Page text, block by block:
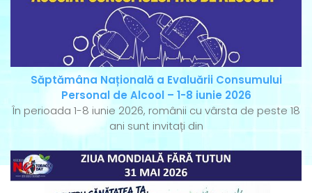
Săptămâna Națională a Evaluării Consumului
Personal de Alcool – 1-8 iunie 2026
În perioada 1-8 iunie 2026, românii cu vârsta de peste 18
ani sunt invitați din